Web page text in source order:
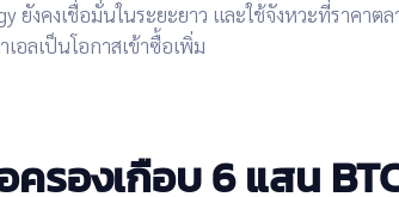
งคงเชื่อมั่นในระยะยาว และใช้จังหวะที่ราคาต
อลเป็นโอกาสเข้าซื้อเพิ่ม
รองเกือบ 6 แสน